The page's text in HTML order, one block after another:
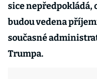
sice nepředpokládá,
budou vedena
současné
Trumpa.